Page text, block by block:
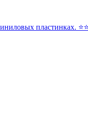
пластинках.